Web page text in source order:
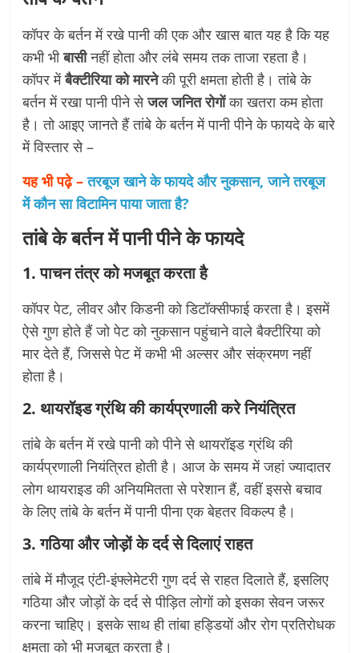
कॉपर के बर्तन में रखे पानी की एक और खास बात यह है कि यह
कभी भीबासीनहीं होता और लंबे समय तक ताजा रहता है।
कॉपर मेंबैक्टीरिया को मारनेकी पूरी क्षमता होती है। तांबे के
बर्तन में रखा पानी पीने सेजल जनित रोगोंका खतरा कम होता
है। तो आइए जानते हैं तांबे के बर्तन में पानी पीने के फायदे के बारे
में विस्तार से –
यह भी पढ़े – तरबूज खाने के फायदे और नुकसान, जाने तरबूज
में कौन सा विटामिन पाया जाता है?
तांबे के बर्तन में पानी पीने के फायदे
1. पाचन तंत्र को मजबूत करता है
कॉपर पेट, लीवर और किडनी को डिटॉक्सीफाई करता है। इसमें
ऐसे गुण होते हैं जो पेट को नुकसान पहुंचाने वाले बैक्टीरिया को
मार देते हैं, जिससे पेट में कभी भी अल्सर और संक्रमण नहीं
होता है।
2. थायरॉइड ग्रंथि की कार्यप्रणाली करे नियंत्रित
तांबे के बर्तन में रखे पानी को पीने से थायरॉइड ग्रंथि की
कार्यप्रणाली नियंत्रित होती है। आज के समय में जहां ज्यादातर
लोग थायराइड की अनियमितता से परेशान हैं, वहीं इससे बचाव
के लिए तांबे के बर्तन में पानी पीना एक बेहतर विकल्प है।
3. गठिया और जोड़ों के दर्द से दिलाएं राहत
तांबे में मौजूद एंटी-इंफ्लेमेटरी गुण दर्द से राहत दिलाते हैं, इसलिए
गठिया और जोड़ों के दर्द से पीड़ित लोगों को इसका सेवन जरूर
करना चाहिए। इसके साथ ही तांबा हड्डियों और रोग प्रतिरोधक
क्षमता को भी मजबूत करता है।